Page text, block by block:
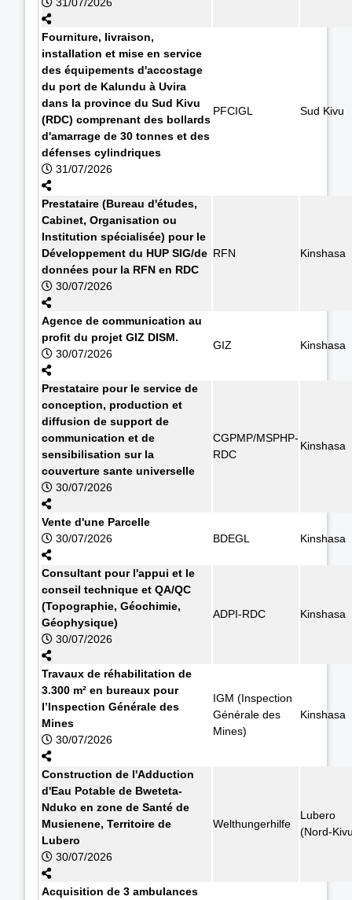
Fourniture, livraison,
installation et mise en service
des équipements d'accostage
du port de Kalundu à Uvira
dans la province du Sud Kivu
(RDC) comprenant des bollards
d'amarrage de 30 tonnes et des
défenses cylindriques
31/07/2026
PFCIGL Sud Kivu
Prestataire (Bureau d'études,
Cabinet, Organisation ou
Institution spécialisée) pour le
Développement du HUP SIG/de
données pour la RFN en RDC
30/07/2026
RFN Kinshasa
Agence de communication au
profit du projet GIZ DISM.
30/07/2026
GIZ Kinshasa
Prestataire pour le service de
conception, production et
diffusion de support de
communication et de
sensibilisation sur la
couverture sante universelle
30/07/2026
CGPMP/MSPHP-
RDC
Kinshasa
Vente d'une Parcelle
30/07/2026
BDEGL Kinshasa
Consultant pour l'appui et le
conseil technique et QA/QC
(Topographie, Géochimie,
Géophysique)
30/07/2026
ADPI-RDC Kinshasa
Travaux de réhabilitation de
3.300 m² en bureaux pour
l’Inspection Générale des
Mines
30/07/2026
IGM (Inspection
Générale des
Mines)
Kinshasa
Construction de l'Adduction
d'Eau Potable de Bweteta-
Nduko en zone de Santé de
Musienene, Territoire de
Lubero
30/07/2026
Welthungerhilfe
Lubero
(Nord-
Acquisition de 3 ambulances